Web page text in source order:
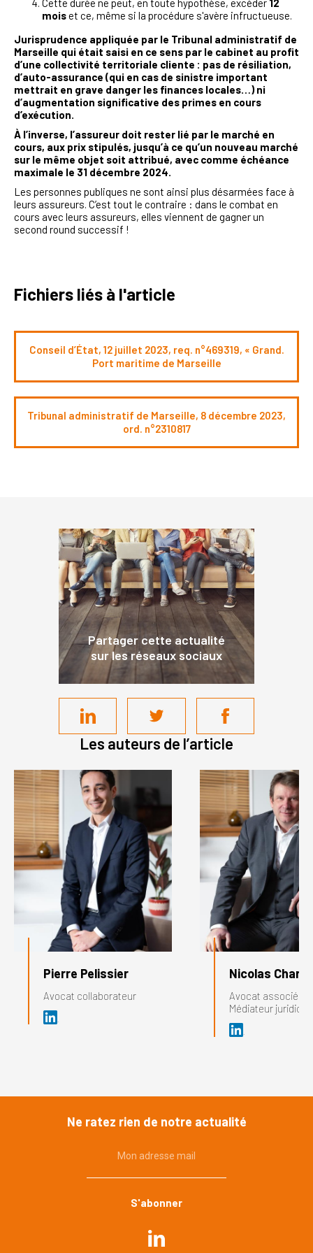
Cette durée ne peut, en toute hypothèse, excéder 12
moiset ce, même si la procédure s'avère infructueuse.
Jurisprudence appliquée par le Tribunal administratif de
Marseille qui était saisi en ce sens par le cabinet au profit
d’une collectivité territoriale cliente : pas de résiliation,
d’auto-assurance (qui en cas de sinistre important
mettrait en grave danger les finances locales…) ni
d’augmentation significative des primes en cours
d’exécution.
À l’inverse, l’assureur doit rester lié par le marché en
cours, aux prix stipulés, jusqu’à ce qu’un nouveau marché
sur le même objet soit attribué, avec comme échéance
maximale le 31 décembre 2024.
Les personnes publiques ne sont ainsi plus désarmées face à
leurs assureurs. C’est tout le contraire : dans le combat en
cours avec leurs assureurs, elles viennent de gagner un
second round successif !
Fichiers liés à l'article
Conseil d’État, 12 juillet 2023, req. n°469319, « Grand.
Port maritime de Marseille
Tribunal administratif de Marseille, 8 décembre 2023,
ord. n°2310817
Partager cette actualité
sur les réseaux sociaux
Les auteurs de l’article
Pierre Pelissier
Avocat collaborateur
Nicolas
Avocat associé et
Médiateur
Ne ratez rien de notre actualité
Mon adresse mail
Commande publique
Urbanisme, environnement